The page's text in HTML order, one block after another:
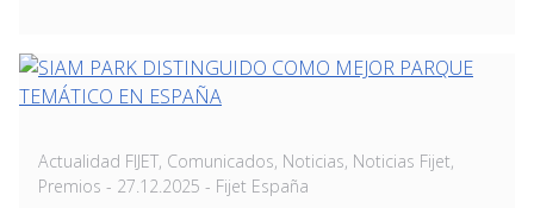
Actualidad FIJET, Comunicados, Noticias, Noticias Fijet,
Premios - Posted
27.12.2025 - Fijet España